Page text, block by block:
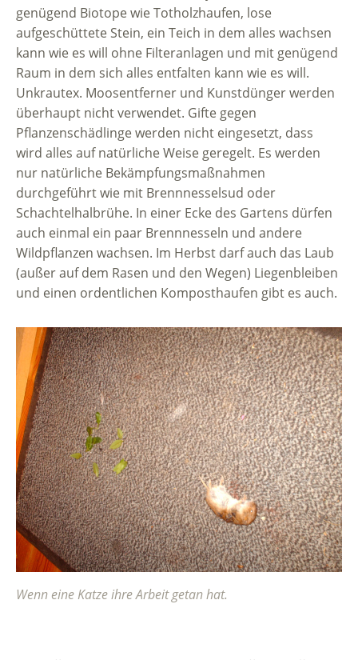
genügend Biotope wie Totholzhaufen, lose
aufgeschüttete Stein, ein Teich in dem alles wachsen
kann wie es will ohne Filteranlagen und mit genügend
Raum in dem sich alles entfalten kann wie es will.
Unkrautex. Moosentferner und Kunstdünger werden
überhaupt nicht verwendet. Gifte gegen
Pflanzenschädlinge werden nicht eingesetzt, dass
wird alles auf natürliche Weise geregelt. Es werden
nur natürliche Bekämpfungsmaßnahmen
durchgeführt wie mit Brennnesselsud oder
Schachtelhalbrühe. In einer Ecke des Gartens dürfen
auch einmal ein paar Brennnesseln und andere
Wildpflanzen wachsen. Im Herbst darf auch das Laub
(außer auf dem Rasen und den Wegen) Liegenbleiben
und einen ordentlichen Komposthaufen gibt es auch.
Wenn eine Katze ihre Arbeit getan hat.